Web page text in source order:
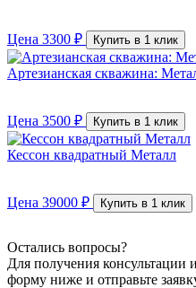
Цена 3300 ₽ Купить в 1 клик
Артезианская скважина:
Цена 3500 ₽ Купить в 1 клик
Кессон квадратный Металл
Цена 39000 ₽ Купить в 1 клик
Остались вопросы?
Для получения консультации
форму ниже и отправьте